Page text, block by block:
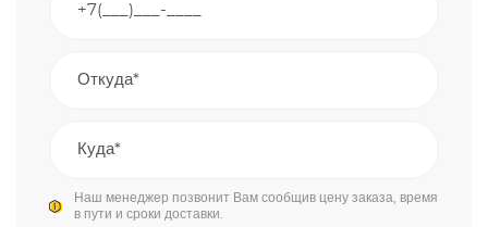
Наш менеджер позвонит Вам сообщив цену заказа, время
в пути и сроки доставки.